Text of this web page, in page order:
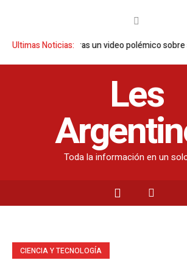
Ultimas Noticias:
pronuncia tras un video polémico sobre sus
Les
Toda la información en un
CIENCIA Y TECNOLOGÍA